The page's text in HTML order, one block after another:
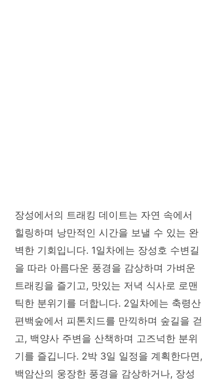
장성에서의 트래킹 데이트는 자연 속에서
힐링하며 낭만적인 시간을 보낼 수 있는 완
벽한 기회입니다. 1일차에는 장성호 수변길
을 따라 아름다운 풍경을 감상하며 가벼운
트래킹을 즐기고, 맛있는 저녁 식사로 로맨
틱한 분위기를 더합니다. 2일차에는 축령산
편백숲에서 피톤치드를 만끽하며 숲길을 걷
고, 백양사 주변을 산책하며 고즈넉한 분위
기를 즐깁니다. 2박 3일 일정을 계획한다면,
백암산의 웅장한 풍경을 감상하거나, 장성